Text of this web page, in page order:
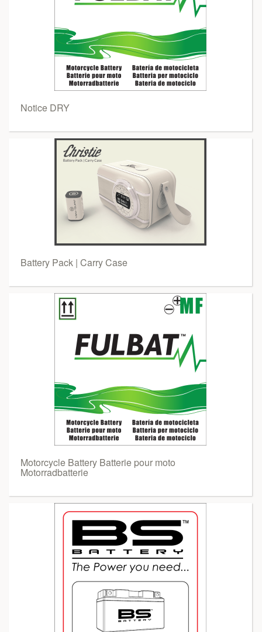
Notice DRY
Battery Pack | Carry Case
Motorcycle Battery Batterie pour moto
Motorradbatterie